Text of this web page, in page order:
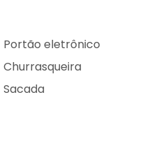
Portão eletrônico
Churrasqueira
Sacada